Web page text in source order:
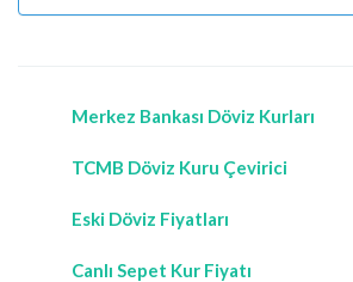
Merkez Bankası Döviz Kurları
TCMB Döviz Kuru Çevirici
Eski Döviz Fiyatları
Canlı Sepet Kur Fiyatı